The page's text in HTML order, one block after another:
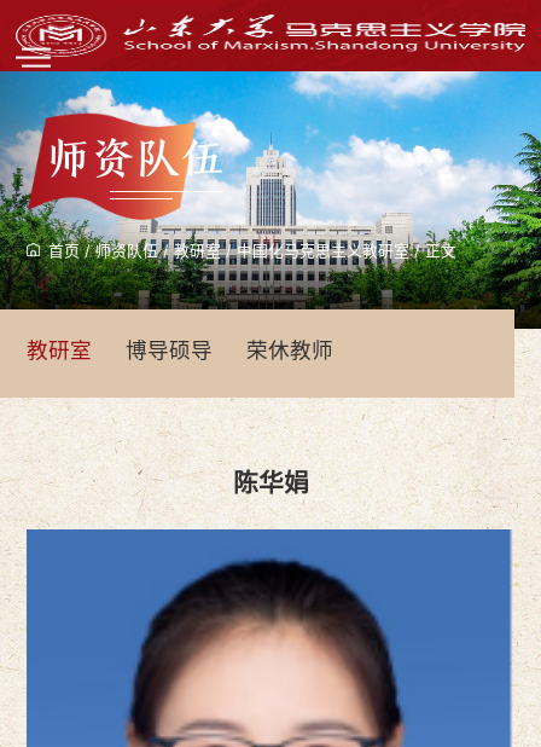
师资队伍
首页/师资队伍/教研室/中国化马克思主义教研室/正文
教研室 博导硕导 荣休教师
陈华娟